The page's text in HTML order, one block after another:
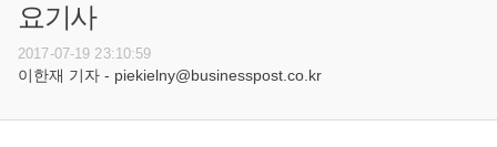
요기사
2017-07-19 23:10:59
이한재 기자 - piekielny@businesspost.co.kr